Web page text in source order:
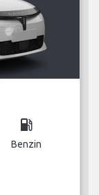
local_gas_station
Benzin